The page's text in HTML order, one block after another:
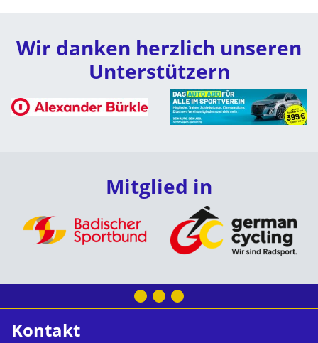
Wir danken herzlich unseren
Unterstützern
Mitglied in
Kontakt